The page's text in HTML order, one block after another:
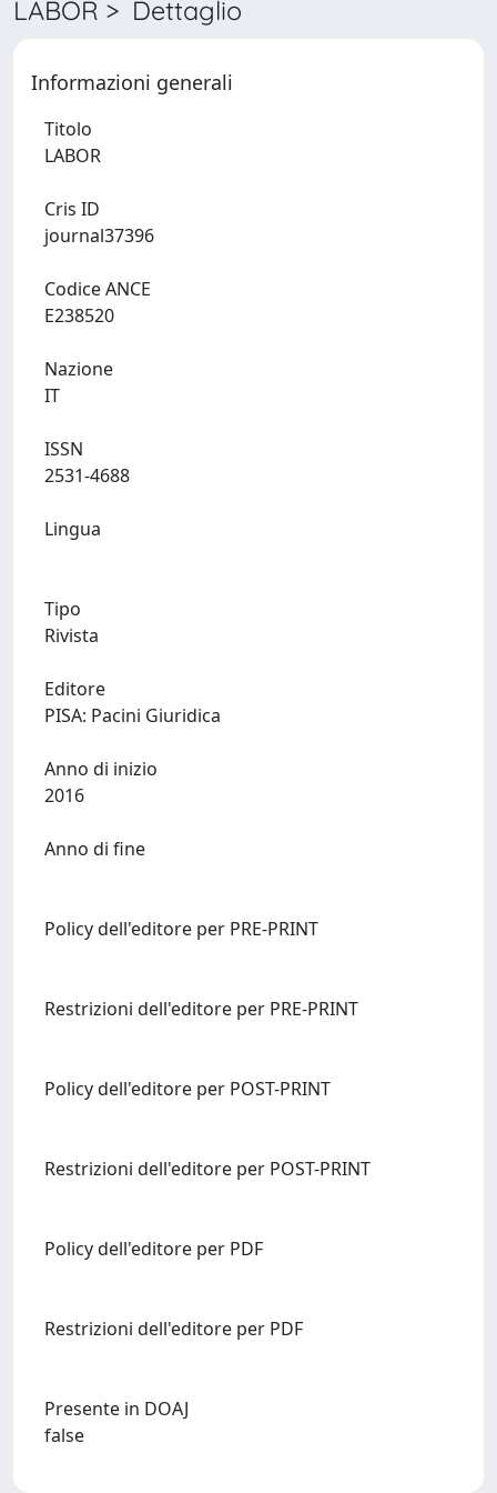
LABOR > Dettaglio
Informazioni generali
Titolo
Cris ID
Codice ANCE
Nazione
ISSN
Lingua
Tipo
Rivista
Editore
Anno di inizio
Anno di fine
Policy dell'editore per PRE-PRINT
Restrizioni dell'editore per PRE-PRINT
Policy dell'editore per POST-PRINT
Restrizioni dell'editore per POST-PRINT
Policy dell'editore per PDF
Restrizioni dell'editore per PDF
Presente in DOAJ